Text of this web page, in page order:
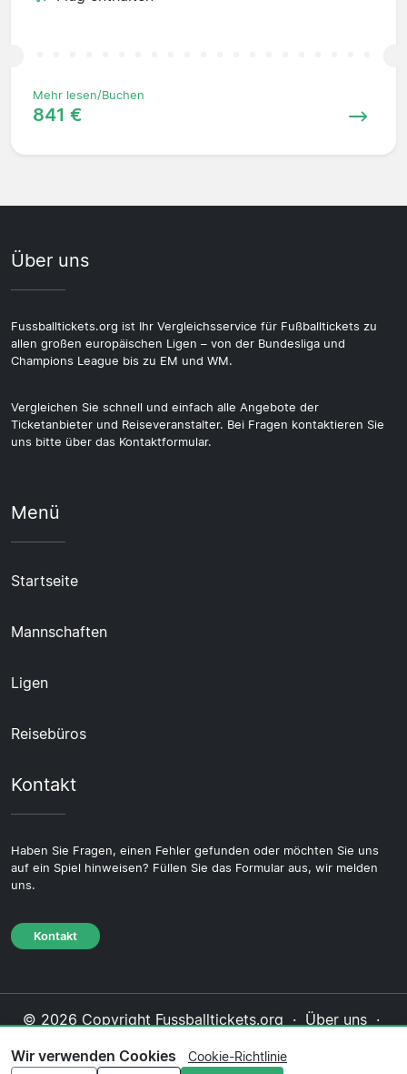
Mehr lesen/Buchen
841 €
Über uns
Fussballtickets.org ist Ihr Vergleichsservice für Fußballtickets zu
allen großen europäischen Ligen – von der Bundesliga und
Champions League bis zu EM und WM.
Vergleichen Sie schnell und einfach alle Angebote der
Ticketanbieter und Reiseveranstalter. Bei Fragen kontaktieren Sie
uns bitte über das Kontaktformular.
Menü
Startseite
Mannschaften
Ligen
Reisebüros
Kontakt
Haben Sie Fragen, einen Fehler gefunden oder möchten Sie uns
auf ein Spiel hinweisen? Füllen Sie das Formular aus, wir melden
uns.
Kontakt
© 2026 Copyright Fussballtickets.org · Über uns ·
Cookie-Richtlinie·Redaktionelle Richtlinie
Wir verwenden Cookies Cookie-Richtlinie